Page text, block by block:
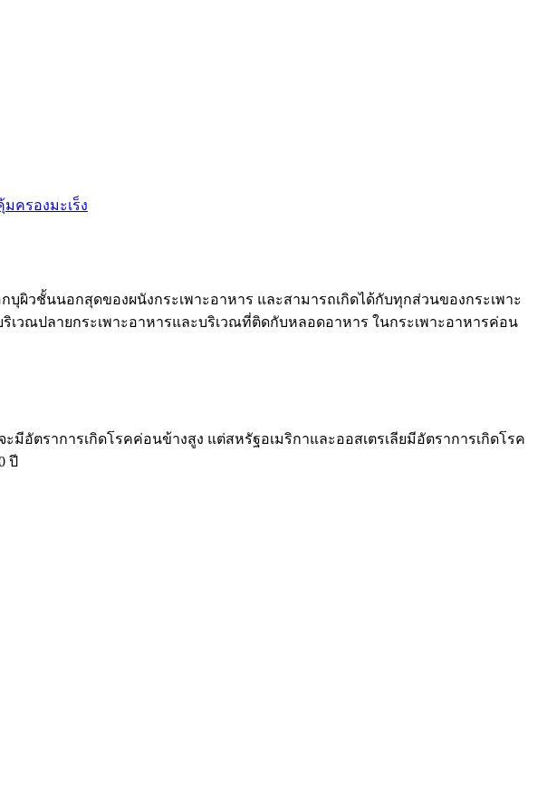
มครองมะเร็ง
บุผิวชั้นนอกสุดของผนังกระเพาะอาหาร และสามารถเกิดได้กับทุกส่วนของกระเพาะ
เวณปลายกระเพาะอาหารและบริเวณที่ติดกับหลอดอาหาร ในกระเพาะอาหารค่อน
มีอัตราการเกิดโรคค่อนข้างสูง แต่สหรัฐอเมริกาและออสเตรเลียมีอัตราการเกิดโรค
ปี